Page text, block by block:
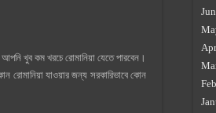
খুব কম খরচে রোমানিয়া যেতে পারবেন।
রোমানিয়া যাওয়ার জন্য সরকারিভাবে কোন